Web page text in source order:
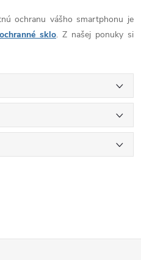
ochranu vášho smartphonu je
ochranné sklo. Z našej ponuky si